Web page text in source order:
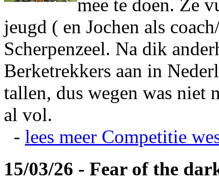
mee te doen. Ze
jeugd ( en Jochen als
Scherpenzeel. Na dik
Berketrekkers aan in
tallen, dus wegen was niet
al vol.
- lees meer Competitie
15/03/26 - Fear of the